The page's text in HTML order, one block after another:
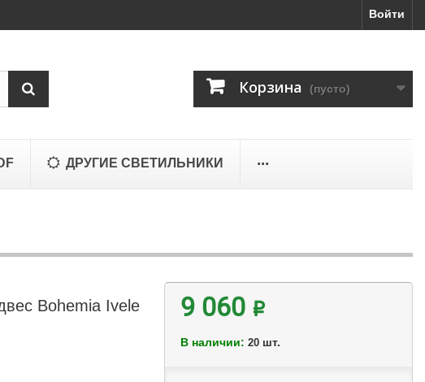
Войти
Корзина (пусто)
ДРУГИЕ СВЕТИЛЬНИКИ ...
Bohemia Ivele
9 060 ₽
В наличии: 20 шт.